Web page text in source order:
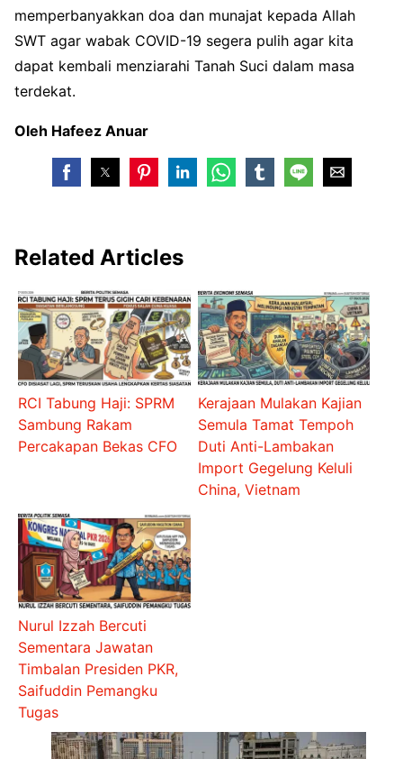
memperbanyakkan doa dan munajat kepada Allah
SWT agar wabak COVID-19 segera pulih agar kita
dapat kembali menziarahi Tanah Suci dalam masa
terdekat.
Oleh Hafeez Anuar
Related Articles
RCI Tabung Haji: SPRM
Sambung Rakam
Percakapan Bekas CFO
Kerajaan Mulakan Kajian
Semula Tamat Tempoh
Duti Anti-Lambakan
Import Gegelung Keluli
China, Vietnam
Nurul Izzah Bercuti
Sementara Jawatan
Timbalan Presiden PKR,
Saifuddin Pemangku
Tugas